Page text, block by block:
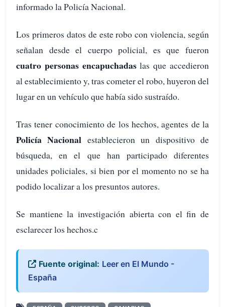
informado la Policía Nacional.
Los primeros datos de este robo con violencia, según
señalan desde el cuerpo policial, es que fueron
cuatro personas encapuchadaslas que accedieron
al establecimiento y, tras cometer el robo, huyeron del
lugar en un vehículo que había sido sustraído.
Tras tener conocimiento de los hechos, agentes de la
Policía Nacional establecieron un dispositivo de
búsqueda, en el que han participado diferentes
unidades policiales, si bien por el momento no se ha
podido localizar a los presuntos autores.
Se mantiene la investigación abierta con el fin de
esclarecer los hechos.c
Fuente original: Leer en El Mundo -
España